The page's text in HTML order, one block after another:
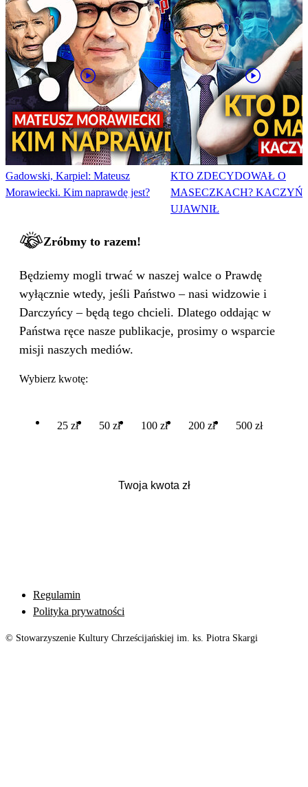
Gadowski, Karpiel: Mateusz
Morawiecki. Kim naprawdę jest?
KTO ZDECYDOWAŁ O
MASECZKACH?
UJAWNIŁ
Zróbmy to razem!
Będziemy mogli trwać w naszej walce o Prawdę
wyłącznie wtedy, jeśli Państwo – nasi widzowie i
Darczyńcy – będą tego chcieli. Dlatego oddając w
Państwa ręce nasze publikacje, prosimy o wsparcie
misji naszych mediów.
Wybierz kwotę:
25 zł 50 zł 100 zł 200 zł 500 zł
Regulamin
Polityka prywatności
© Stowarzyszenie Kultury Chrześcijańskiej im. ks. Piotra Skargi